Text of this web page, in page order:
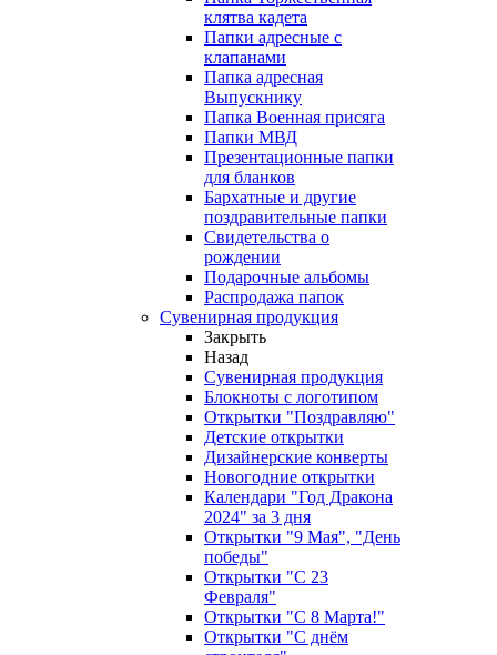
клятва кадета
Папки адресные с
клапанами
Папка адресная
Выпускнику
Папка Военная присяга
Папки МВД
Презентационные папки
для бланков
Бархатные и другие
поздравительные папки
Свидетельства о
рождении
Подарочные альбомы
Распродажа папок
Сувенирная продукция
Закрыть
Назад
Сувенирная продукция
Блокноты с логотипом
Открытки "Поздравляю"
Детские открытки
Дизайнерские конверты
Новогодние открытки
Календари "Год Дракона
2024" за 3 дня
Открытки "9 Мая", "День
победы"
Открытки "С 23
Февраля"
Открытки "С 8 Марта!"
Открытки "С днём